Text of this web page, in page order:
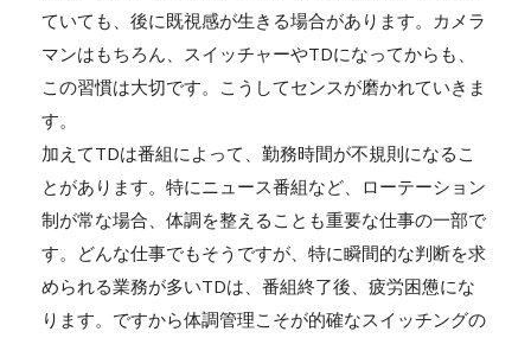
ていても、後に既視感が生きる場合があります。カメラ
マンはもちろん、スイッチャーやTDになってからも、
この習慣は大切です。こうしてセンスが磨かれていきま
す。
加えてTDは番組によって、勤務時間が不規則になるこ
とがあります。特にニュース番組など、ローテーション
制が常な場合、体調を整えることも重要な仕事の一部で
す。どんな仕事でもそうですが、特に瞬間的な判断を求
められる業務が多いTDは、番組終了後、疲労困憊にな
ります。ですから体調管理こそが的確なスイッチングの